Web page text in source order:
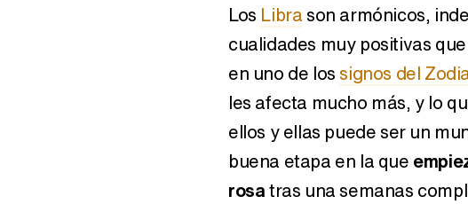
Los Librason armónicos,
cualidades muy positivas
en uno de lossignos del
les afecta mucho más, y lo
ellos y ellas puede ser un
buena etapa en la que
rosatras una semanas